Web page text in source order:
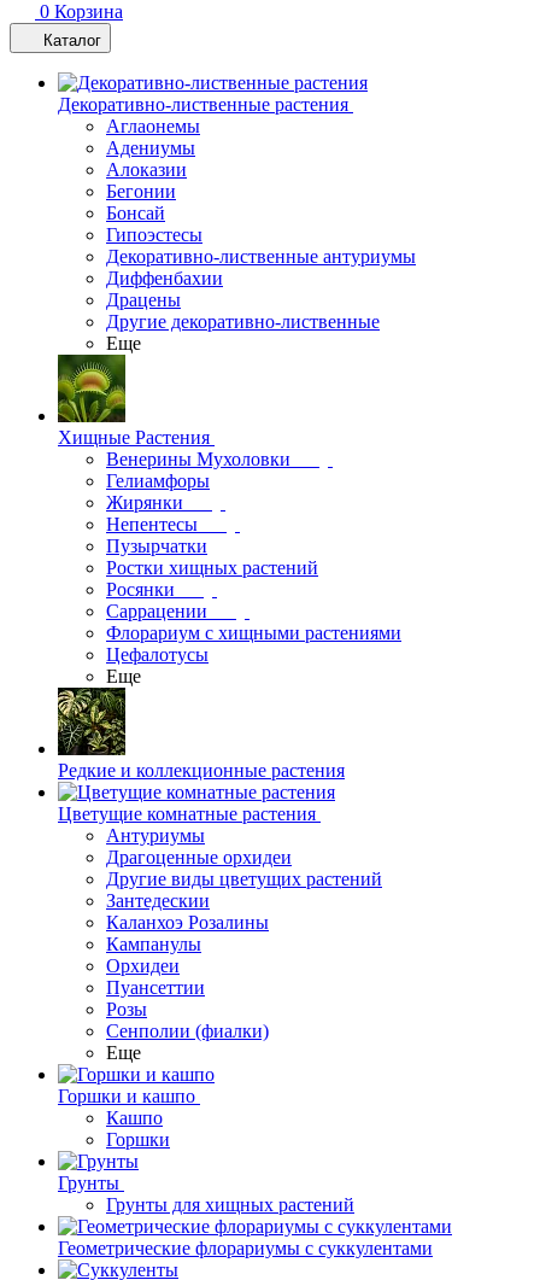
0 Корзина
Каталог
Декоративно-лиственные растения
Аглаонемы
Адениумы
Алоказии
Бегонии
Бонсай
Гипоэстесы
Декоративно-лиственные антуриумы
Диффенбахии
Драцены
Другие декоративно-лиственные
Еще
Хищные Растения
Венерины Мухоловки
Гелиамфоры
Жирянки
Непентесы
Пузырчатки
Ростки хищных растений
Росянки
Саррацении
Флорариум с хищными растениями
Цефалотусы
Еще
Редкие и коллекционные растения
Цветущие комнатные растения
Антуриумы
Драгоценные орхидеи
Другие виды цветущих растений
Зантедескии
Каланхоэ Розалины
Кампанулы
Орхидеи
Пуансеттии
Розы
Сенполии (фиалки)
Еще
Горшки и кашпо
Кашпо
Горшки
Грунты
Грунты для хищных растений
Геометрические флорариумы с суккулентами